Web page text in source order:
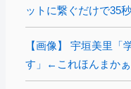
ットに繋ぐだけで35
【画像】 宇垣美里
す」←これほんまか